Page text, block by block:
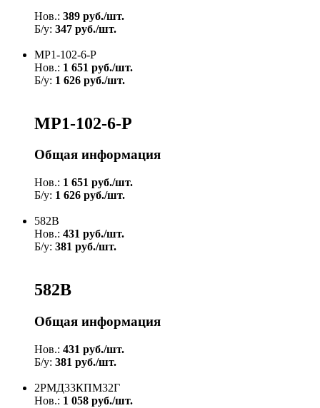
Нов.: 389 руб./шт.
Б/у: 347 руб./шт.
МР1-102-6-Р
Нов.: 1 651 руб./шт.
Б/у: 1 626 руб./шт.
МР1-102-6-Р
Общая информация
Нов.: 1 651 руб./шт.
Б/у: 1 626 руб./шт.
582В
Нов.: 431 руб./шт.
Б/у: 381 руб./шт.
582В
Общая информация
Нов.: 431 руб./шт.
Б/у: 381 руб./шт.
2РМД33КПМ32Г
Нов.: 1 058 руб./шт.